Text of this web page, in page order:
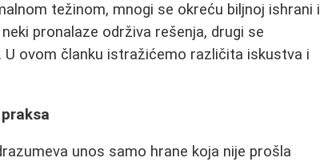
težinom, mnogi se okreću biljnoj ishrani i
pronalaze održiva rešenja, drugi se
ovom članku istražićemo različita iskustva i
unos samo hrane koja nije prošla